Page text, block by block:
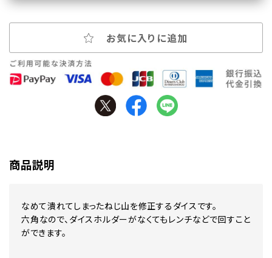
お気に入りに追加
商品説明
なめて潰れてしまったねじ山を修正するダイスです。
六角なので、ダイスホルダーがなくてもレンチなどで回すこと
ができます。